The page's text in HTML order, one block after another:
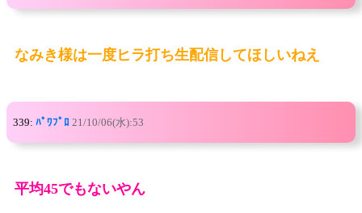
なみき様は一度ヒラ打ち生配信してほしいねえ
339: ﾊﾟﾜﾌﾟﾛ 21/10/06(水):53
平均45でもないやん